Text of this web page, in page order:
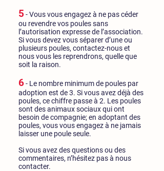
5 - Vous vous engagez à ne pas céder
ou revendre vos poules sans
l’autorisation expresse de l’association.
Si vous devez vous séparer d’une ou
plusieurs poules, contactez-nous et
nous vous les reprendrons, quelle que
soit la raison.
6- Le nombre minimum de poules par
adoption est de 3. Si vous avez déjà des
poules, ce chiffre passe à 2. Les poules
sont des animaux sociaux qui ont
besoin de compagnie; en adoptant des
poules, vous vous engagez à ne jamais
laisser une poule seule.
Si vous avez des questions ou des
commentaires, n’hésitez pas à nous
contacter.